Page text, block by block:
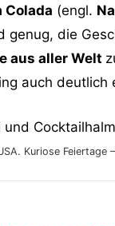
Colada (engl.
genug, die
aus aller Welt
auch
Kuriose Feiertage